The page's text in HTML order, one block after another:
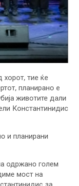
тие ќе
планирано е
животите дали
Константинидис
и планирани
одржано голем
мост на